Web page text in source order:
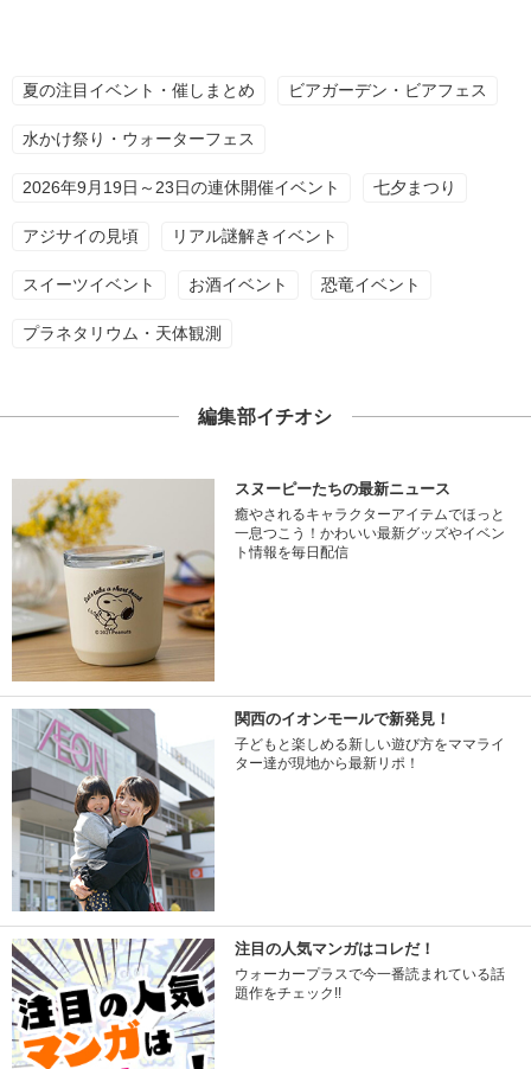
夏の注目イベント・催しまとめ ビアガーデン・ビアフェス
水かけ祭り・ウォーターフェス
2026年9月19日～23日の連休開催イベント 七夕まつり
アジサイの見頃 リアル謎解きイベント
スイーツイベント お酒イベント 恐竜イベント
プラネタリウム・天体観測
編集部イチオシ
スヌーピーたちの最新ニュース
癒やされるキャラクターアイテムでほっと
一息つこう！かわいい最新グッズやイベン
ト情報を毎日配信
関西のイオンモールで新発見！
子どもと楽しめる新しい遊び方をママライ
ター達が現地から最新リポ！
注目の人気マンガはコレだ！
ウォーカープラスで今一番読まれている話
題作をチェック!!